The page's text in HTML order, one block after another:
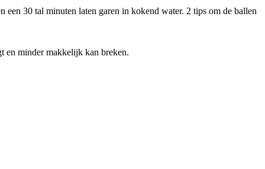
30 tal minuten laten garen in kokend water. 2 tips om de ballen
en minder makkelijk kan breken.